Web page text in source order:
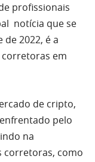
profissionais
notícia que se
2022, é a
em
de cripto,
enfrentado pelo
na
corretoras, como